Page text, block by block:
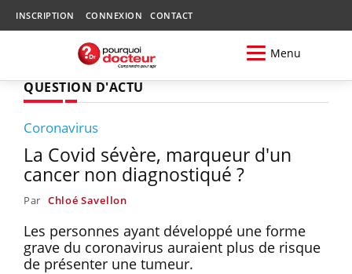
INSCRIPTION CONNEXION CONTACT
Menu
QUESTION D'ACTU
Coronavirus
La Covid sévère, marqueur d'un
cancer non diagnostiqué ?
Par Chloé Savellon
Les personnes ayant développé une forme
grave du coronavirus auraient plus de risque
de présenter une tumeur.